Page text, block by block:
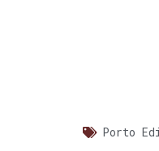
Porto